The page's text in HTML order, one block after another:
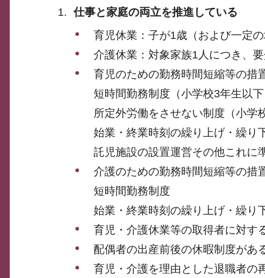
仕事と家庭の両立を推進している
育児休業：子が1歳（および一定
介護休業：対象家族1人につき、
育児のための勤務時間短縮等の措
短時間勤務制度（小学校3年生以下
所定外労働をさせない制度（小学
始業・終業時刻の繰り上げ・繰り
託児施設の設置運営その他これに
介護のための勤務時間短縮等の措
短時間勤務制度
始業・終業時刻の繰り上げ・繰り
育児・介護休業等の取得者に対す
配偶者の出産前後の休暇制度があ
育児・介護を理由とした退職者の